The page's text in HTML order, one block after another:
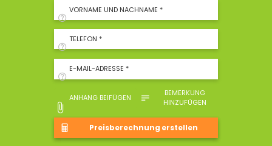
VORNAME UND NACHNAME *
TELEFON *
E-MAIL-ADRESSE *
ANHANG BEIFÜGEN
BEMERKUNG
HINZUFÜGEN